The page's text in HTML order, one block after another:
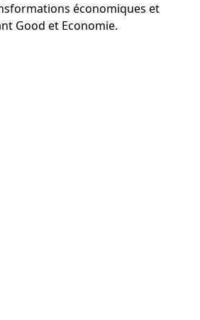
économiques et
Good et Economie.